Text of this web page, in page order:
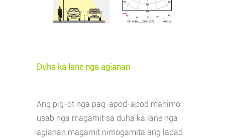
Duha ka lane nga agianan
Ang pig-ot nga pag-apod-apod mahimo
usab nga magamit sa duha ka lane nga
agianan.magamit nimogamita ang lapad